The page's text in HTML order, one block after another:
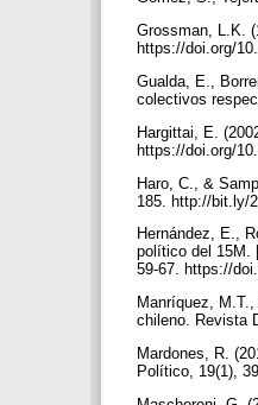
Grossman, L.K.
https://doi.org/
Gualda, E.,
colectivos
Hargittai, E.
https://doi.org/
Haro, C., &
185. http://bit.ly/
Hernández, E.,
político del 15M.
59-67. https://
Manríquez,
chileno. Revista
Mardones, R.
Político, 19(1),